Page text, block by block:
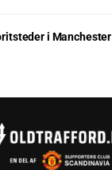
i Manchester